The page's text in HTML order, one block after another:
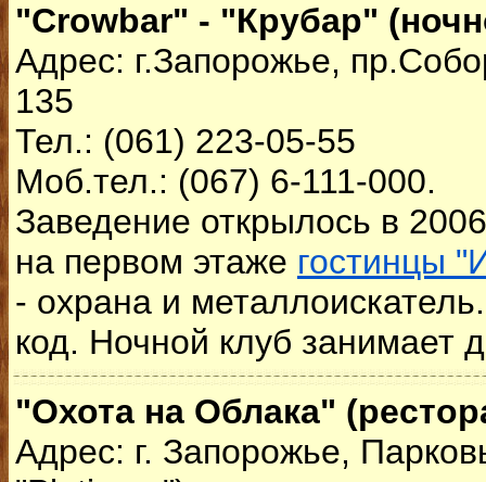
"Crowbar" - "Крубар"
Адрес: г.Запорожье,
135
Тел.: (061) 223-05-55
Моб.тел.: (067) 6-111-000.
Заведение открылось в
на первом этаже гостинцы
- охрана и
код. Ночной клуб занимает
"Охота на Облака"
Адрес: г. Запорожье,